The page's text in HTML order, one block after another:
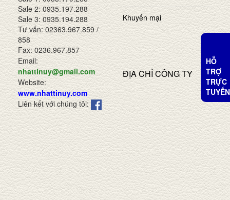
Sale 2: 0935.197.288
Sale 3: 0935.194.288
Tư vấn: 02363.967.859 /
858
Fax: 0236.967.857
Email:
nhattinuy@gmail.com
Website:
www.nhattinuy.com
Liên kết với chúng tôi:
Khuyến mại
ĐỊA CHỈ CÔNG TY
HỖ
TRỢ
TRỰC
TUYẾN